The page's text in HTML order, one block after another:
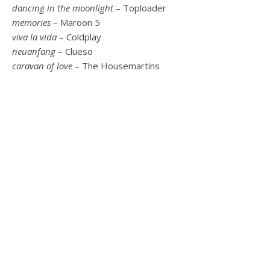
dancing in the moonlight– Toploader
memories – Maroon 5
viva la vida – Coldplay
neuanfang – Clueso
caravan of love – The Housemartins